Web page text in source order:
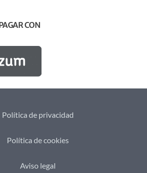
CON
Política de privacidad
Política de cookies
Aviso legal